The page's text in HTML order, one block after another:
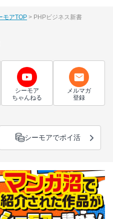
モアTOP PHPビジネス新書
シーモア
ちゃんねる
メルマガ
登録
シーモアでポイ活